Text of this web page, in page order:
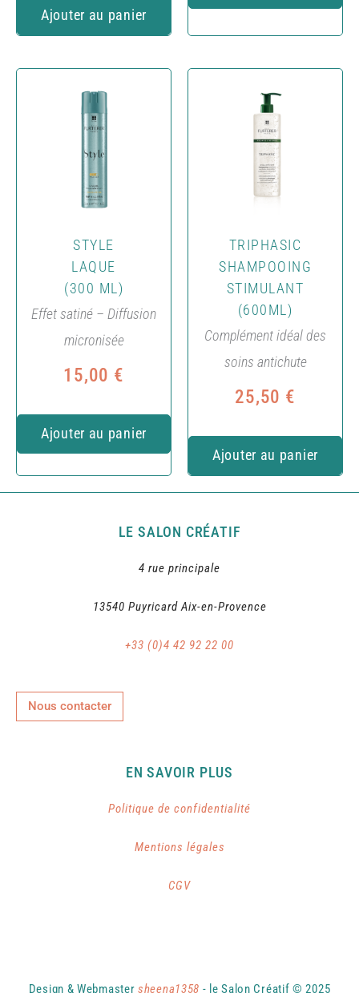
Ajouter au panier
STYLE
LAQUE
(300 ML)
Effet satiné – Diffusion
micronisée
15,00 €
Ajouter au panier
TRIPHASIC
SHAMPOOING
STIMULANT
(600ML)
Complément idéal des
soins antichute
25,50 €
Ajouter au panier
LE SALON CRÉATIF
4 rue principale
13540 Puyricard Aix-en-Provence
+33 (0)4 42 92 22 00
Nous contacter
EN SAVOIR PLUS
Politique de confidentialité
Mentions légales
CGV
Design & Webmastersheena1358 - le Salon Créatif © 2025